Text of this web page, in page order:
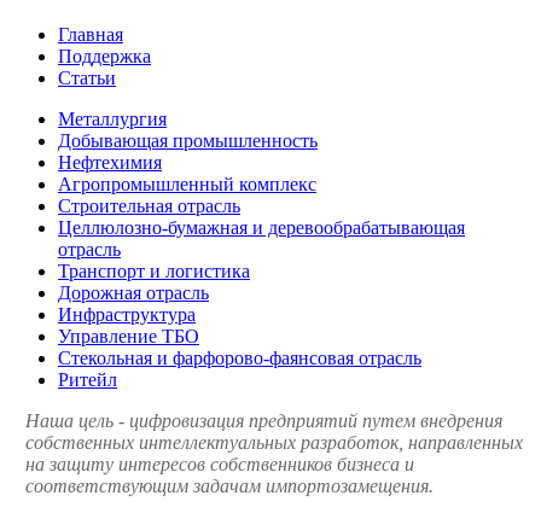
Главная
Поддержка
Статьи
Металлургия
Добывающая промышленность
Нефтехимия
Агропромышленный комплекс
Строительная отрасль
Целлюлозно-бумажная и деревообрабатывающая
отрасль
Транспорт и логистика
Дорожная отрасль
Инфраструктура
Управление ТБО
Стекольная и фарфорово-фаянсовая отрасль
Ритейл
Наша цель - цифровизация предприятий путем внедрения
собственных интеллектуальных разработок, направленных
на защиту интересов собственников бизнеса и
соответствующим задачам импортозамещения.